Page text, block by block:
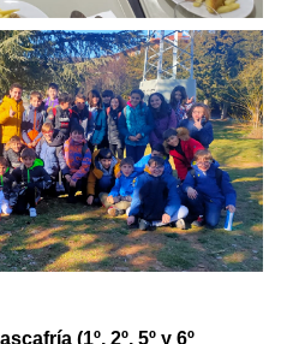
(1º, 2º, 5º y 6º